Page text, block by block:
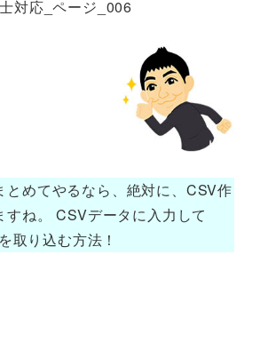
とめてやるなら、絶対に、CSV作
すね。 CSVデータに入力して
取り込む方法！